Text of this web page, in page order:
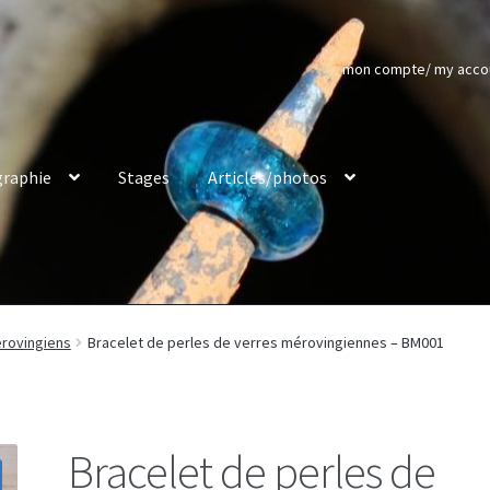
mon compte/ my
Stages Articles/photos
Bracelet de perles de verres mérovingiennes – BM001
Bracelet de perles de